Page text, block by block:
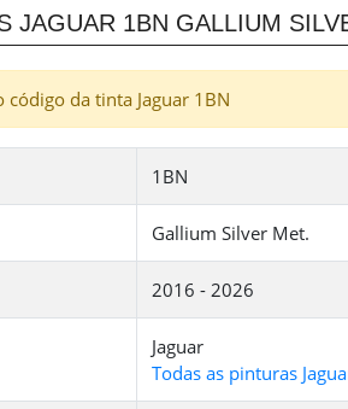
JAGUAR 1BN GALLIUM
da tinta Jaguar 1BN
1BN
Gallium Silver Met.
2016 - 2026
Jaguar
Todas as pinturas